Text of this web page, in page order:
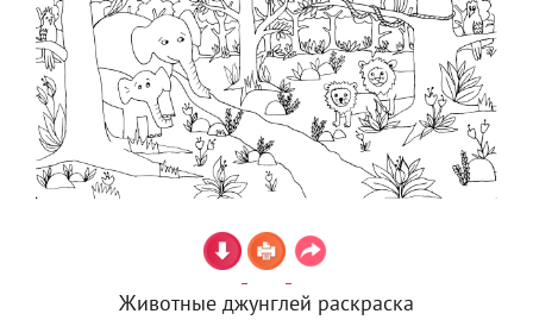
Животные джунглей раскраска